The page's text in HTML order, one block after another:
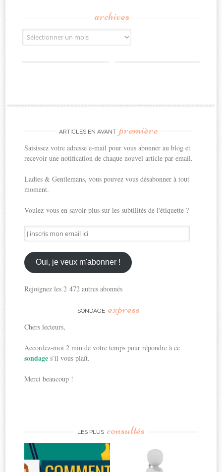
archives
Archives
ARTICLES EN AVANT première
Saisissez votre adresse e-mail pour vous abonner au blog et
recevoir une notification de chaque nouvel article par email.
Ladies & Gentlemans, vous pouvez vous désabonner à tout
moment.
Voulez-vous en savoir plus sur les subtilités de l'étiquette ?
J'inscris
mon
email
ici
Oui, je veux m'abonner !
Rejoignez les 2 472 autres abonnés
SONDAGE express
Chers lecteurs,
Accordez-moi 2 min de votre temps pour répondre à ce
sondages’il vous plaît.
Merci beaucoup !
LES PLUS consultés